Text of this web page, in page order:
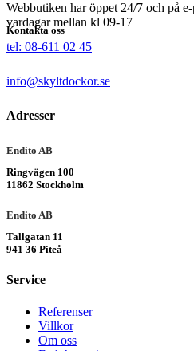
Webbutiken har öppet 24/7 och på
vardagar mellan kl 09-17
Kontakta oss
tel: 08-611 02 45
info@skyltdockor.se
Adresser
Endito AB
Ringvägen 100
11862 Stockholm
Endito AB
Tallgatan 11
941 36 Piteå
Service
Referenser
Villkor
Om oss